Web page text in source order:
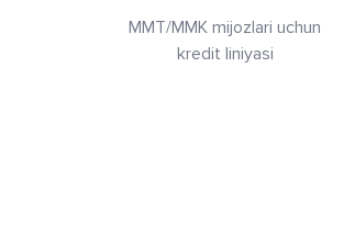
MMT/MMK mijozlari uchun
kredit liniyasi